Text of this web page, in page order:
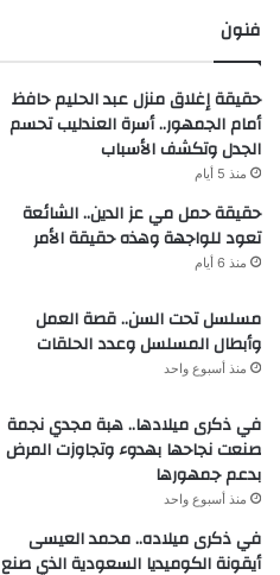
فنون
حقيقة إغلاق منزل عبد الحليم حافظ
أمام الجمهور.. أسرة العندليب تحسم
الجدل وتكشف الأسباب
منذ 5 أيام
حقيقة حمل مي عز الدين.. الشائعة
تعود للواجهة وهذه حقيقة الأمر
منذ 6 أيام
مسلسل تحت السن.. قصة العمل
وأبطال المسلسل وعدد الحلقات
منذ أسبوع واحد
في ذكرى ميلادها.. هبة مجدي نجمة
صنعت نجاحها بهدوء وتجاوزت المرض
بدعم جمهورها
منذ أسبوع واحد
في ذكرى ميلاده.. محمد العيسى
أيقونة الكوميديا السعودية الذي صنع